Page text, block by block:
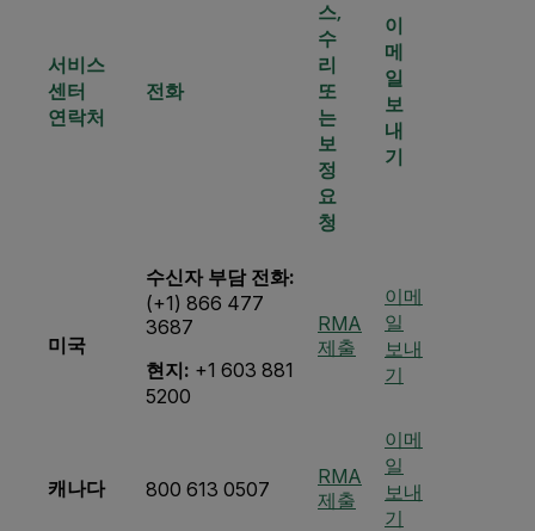
서비스
센터
연락처
전화
스,
수
리
또
는
보
정
요
청
이
메
일
보
내
기
미국
수신자 부담 전화:
(+1) 866 477
3687
현지: +1 603 881
5200
RMA
제출
이메
일
보내
기
캐나다 800 613 0507
RMA
제출
이메
일
보내
기